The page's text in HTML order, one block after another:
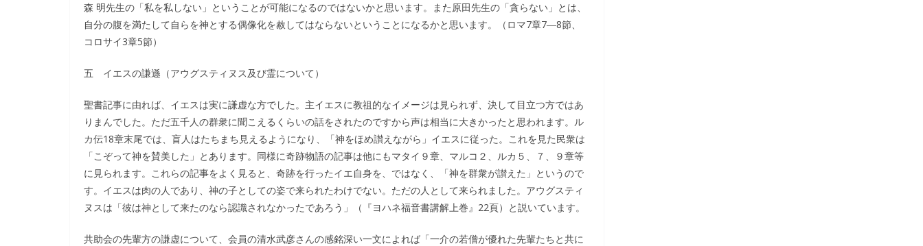
森 明先生の「私を私しない」ということが可能になるのではないかと思います。また原田先生の「貪らない」とは、
自分の腹を満たして自らを神とする偶像化を赦してはならないということになるかと思います。（ロマ7章7―8節、
コロサイ3章5節）
五 イエスの謙遜（アウグスティヌス及び霊について）
聖書記事に由れば、イエスは実に謙虚な方でした。主イエスに教祖的なイメージは見られず、決して目立つ方ではあ
りまんでした。ただ五千人の群衆に聞こえるくらいの話をされたのですから声は相当に大きかったと思われます。ル
カ伝18章末尾では、盲人はたちまち見えるようになり、「神をほめ讃えながら」イエスに従った。これを見た民衆は
「こぞって神を賛美した」とあります。同様に奇跡物語の記事は他にもマタイ９章、マルコ２、ルカ５、７、９章等
に見られます。これらの記事をよく見ると、奇跡を行ったイエ自身を、ではなく、「神を群衆が讃えた」というので
す。イエスは肉の人であり、神の子としての姿で来られたわけでない。ただの人として来られました。アウグスティ
ヌスは「彼は神として来たのなら認識されなかったであろう」（『ヨハネ福音書講解上巻』22頁）と説いています。
共助会の先輩方の謙虚について、会員の清水武彦さんの感銘深い一文によれば「一介の若僧が優れた先輩たちと共に